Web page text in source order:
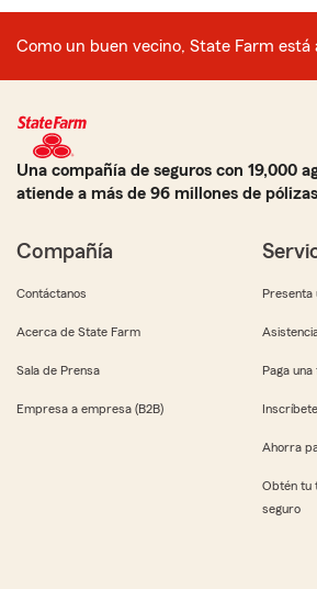
Como un buen vecino, State Farm está
Una compañía de seguros con 19,000
atiende a más de 96 millones de
Compañía
Contáctanos
Acerca de State Farm
Sala de Prensa
Empresa a empresa (B2B)
Presenta
Paga
Ahorra
Obtén tu
seguro